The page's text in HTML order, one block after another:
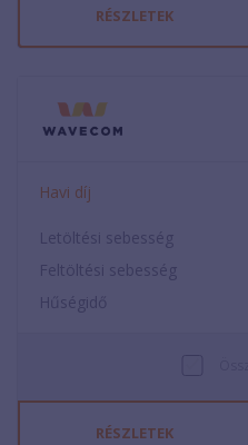
RÉSZLETEK
Havi díj
Letöltési sebesség
Feltöltési sebesség
Hűségidő
RÉSZLETEK